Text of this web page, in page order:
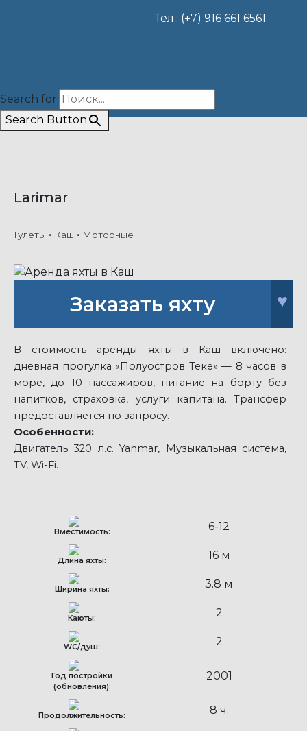
Тел.: (+7) 916 661 6561
Search for:
Search Button
Larimar
Гулеты Каш Моторные
Заказать яхту ♥
В стоимость аренды яхты в Каш включено:
дневная прогулка «Полуостров Теке» — 8 часов в
море, до 10 пассажиров, питание на борту без
напитков, страховка, услуги капитана. Трансфер
предоставляется по запросу.
Особенности:
Двигатель 320 л.с. Yanmar, Музыкальная система,
TV, Wi-Fi.
Вместимость: 6-12
Длина яхты: 16 м
Ширина яхты: 3.8 м
Каюты: 2
WC/душ: 2
Год постройки
(обновления):
2001
Продолжительность: 8 ч.